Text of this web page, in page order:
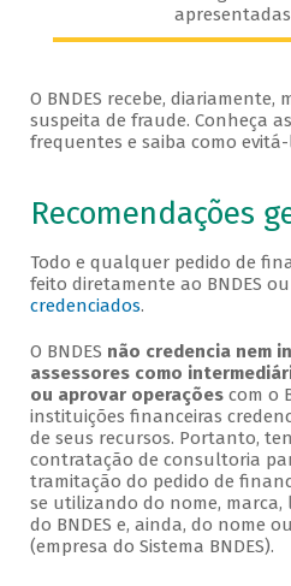
O BNDES recebe, diariamente,
suspeita de fraude. Conheça
frequentes e saiba como evitá-
Recomendações
Todo e qualquer pedido de
feito diretamente ao BNDES
credenciados.
O BNDES não credencia nem
assessores como
ou aprovar operaçõescom o
instituições financeiras
de seus recursos. Portanto,
contratação de consultoria
tramitação do pedido de
se utilizando do nome, marca,
do BNDES e, ainda, do nome
(empresa do Sistema BNDES).